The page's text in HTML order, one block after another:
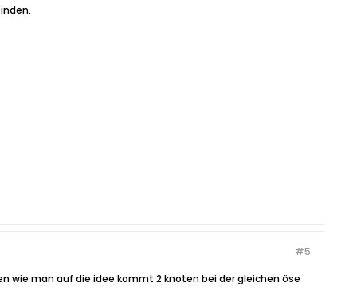
#5
wie man auf die idee kommt 2 knoten bei der gleichen öse